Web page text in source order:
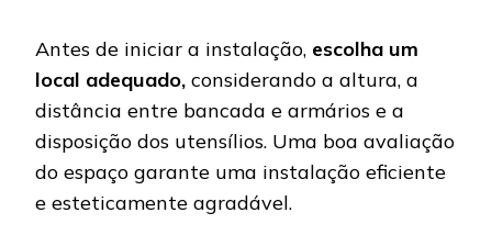
Antes de iniciar a instalação, escolha um
local adequado, considerando a altura, a
distância entre bancada e armários e a
disposição dos utensílios. Uma boa avaliação
do espaço garante uma instalação eficiente
e esteticamente agradável.